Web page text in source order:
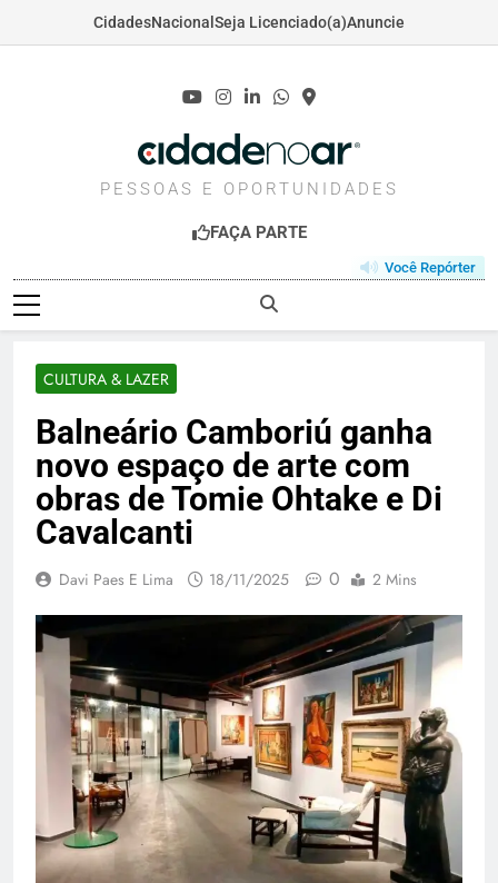
CidadesNacional Seja Licenciado(a)Anuncie
CIDADENOAR.COM
PESSOAS E OPORTUNIDADES
FAÇA PARTE
Você Repórter
CULTURA & LAZER
Balneário Camboriú ganha
novo espaço de arte com
obras de Tomie Ohtake e Di
Cavalcanti
Davi Paes E Lima 18/11/2025 0 2 Mins